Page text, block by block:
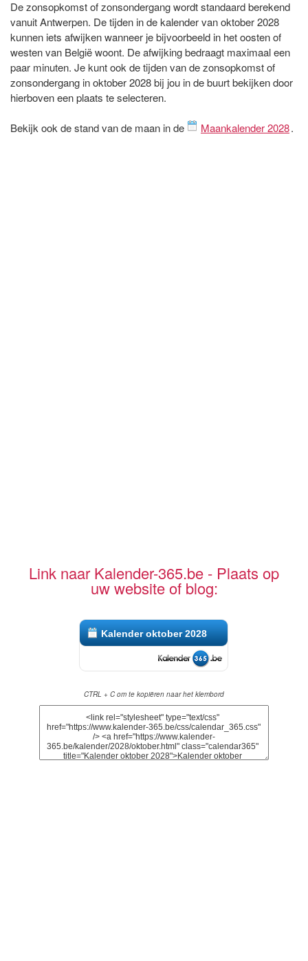
De zonsopkomst of zonsondergang wordt standaard berekend
vanuit Antwerpen. De tijden in de kalender van oktober 2028
kunnen iets afwijken wanneer je bijvoorbeeld in het oosten of
westen van België woont. De afwijking bedraagt maximaal een
paar minuten. Je kunt ook de tijden van de zonsopkomst of
zonsondergang in oktober 2028 bij jou in de buurt bekijken door
hierboven een plaats te selecteren.
Bekijk ook de stand van de maan in de Maankalender 2028.
Link naar Kalender-365.be - Plaats op
uw website of blog:
Kalender oktober 2028
CTRL + C om te kopiëren naar het klembord